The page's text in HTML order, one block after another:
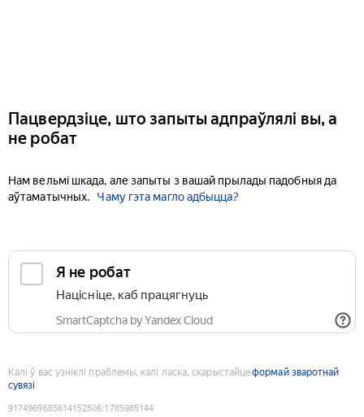
Пацвердзіце, што запыты адпраўлялі вы, а
не робат
Нам вельмі шкада, але запыты з вашай прылады падобныя да
аўтаматычных.
Чаму гэта магло адбыцца?
Я не робат
Націсніце, каб працягнуць
SmartCaptcha by Yandex Cloud
Калі ў вас узніклі праблемы, калі ласка, скарыстайцеформай зваротнай
сувязі
9174969685614152506:1785985144